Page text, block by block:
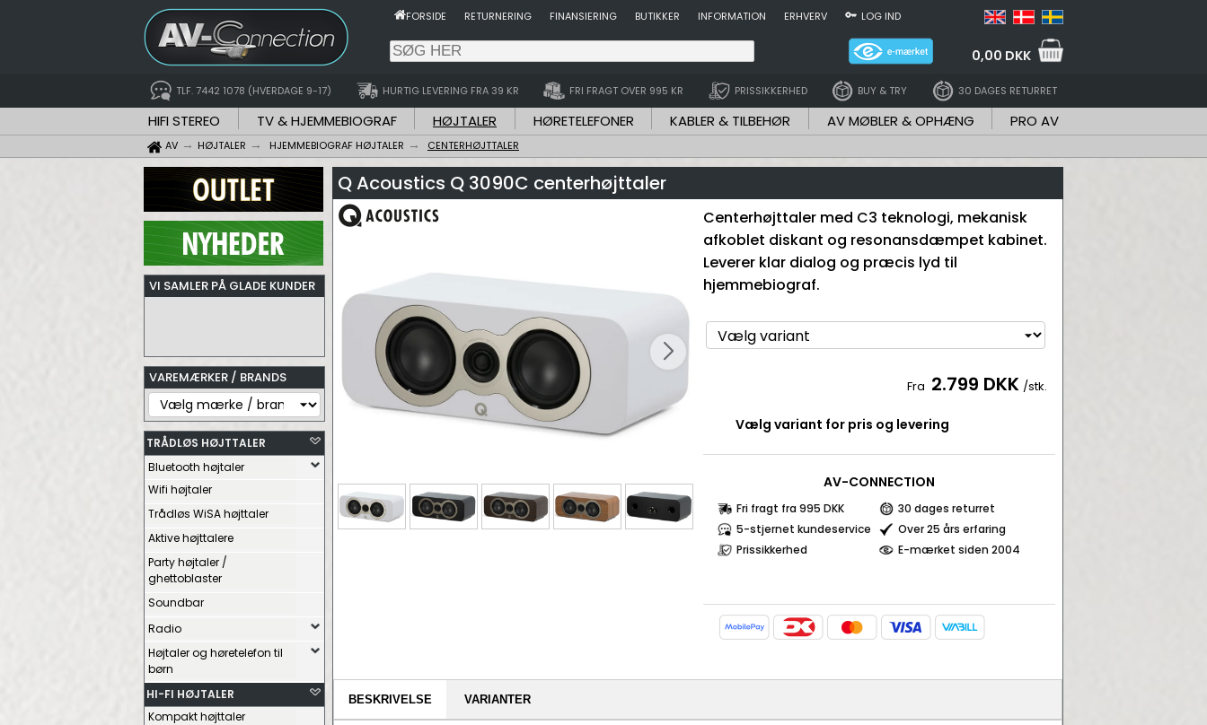
FORSIDE RETURNERING FINANSIERING BUTIKKER INFORMATION ERHVERV LOG IND
0,00 DKK
TLF. 7442 1078 (HVERDAGE 9-17) HURTIG LEVERING FRA 39 KR FRI FRAGT OVER 995 KR PRISSIKKERHED BUY & TRY 30 DAGES RETURRET
HIFI STEREO TV & HJEMMEBIOGRAF HØJTALER HØRETELEFONER KABLER & TILBEHØR AV MØBLER & OPHÆNG PRO AV
AV HØJTALER HJEMMEBIOGRAF HØJTALER CENTERHØJTTALER
VI SAMLER PÅ GLADE KUNDER
VAREMÆRKER / BRANDS
TRÅDLØS HØJTTALER
Bluetooth højtaler
Wifi højtaler
Trådløs WiSA højttaler
Aktive højttalere
Party højtaler /
ghettoblaster
Soundbar
Radio
Højtaler og høretelefon til
børn
HI-FI HØJTALER
Kompakt højttaler
Q Acoustics Q 3090C centerhøjttaler
Centerhøjttaler med C3 teknologi, mekanisk
afkoblet diskant og resonansdæmpet kabinet.
Leverer klar dialog og præcis lyd til
hjemmebiograf.
Fra 2.799 DKK /stk.
Vælg variant for pris og levering
AV-CONNECTION
Fri fragt fra 995 DKK
30 dages returret
5-stjernet kundeservice
Over 25 års erfaring
Prissikkerhed
E-mærket siden 2004
BESKRIVELSE VARIANTER